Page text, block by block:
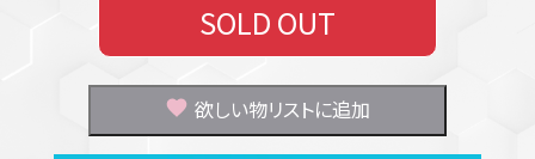
SOLD OUT
欲しい物リストに追加